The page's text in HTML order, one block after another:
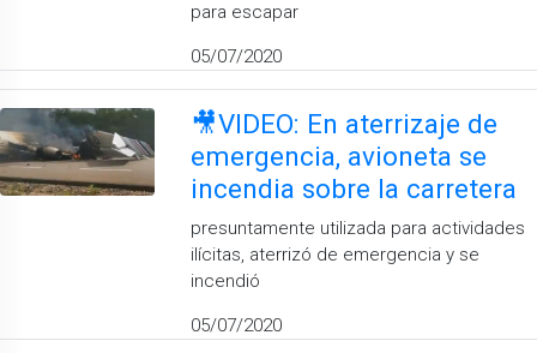
para escapar
05/07/2020
🎥VIDEO: En aterrizaje de
emergencia, avioneta se
incendia sobre la carretera
presuntamente utilizada para actividades
ilícitas, aterrizó de emergencia y se
incendió
05/07/2020